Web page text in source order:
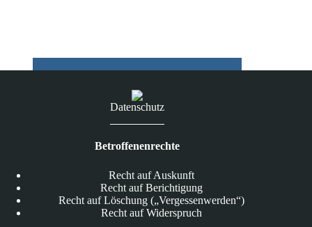
Datenschutz
Betroffenenrechte
Recht auf Auskunft
Recht auf Berichtigung
Recht auf Löschung („Vergessenwerden“)
Recht auf Widerspruch